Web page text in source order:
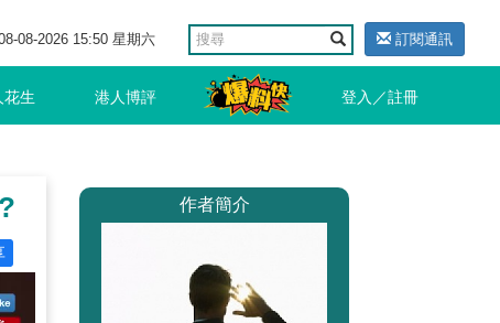
08-2026 15:50 星期六 訂閱通訊
花生 港人博評 登入／註冊
作者簡介